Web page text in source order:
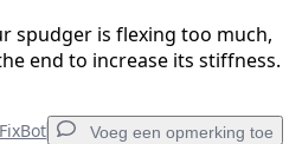
spudger is flexing too much,
end to increase its stiffness.
Voeg een opmerking toe